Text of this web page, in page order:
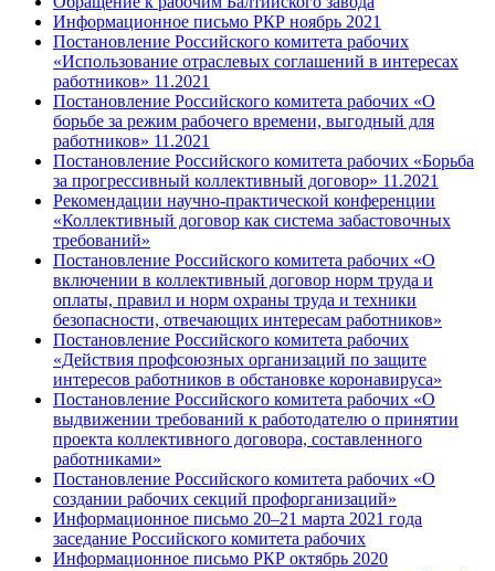
Информационное письмо РКР ноябрь 2021
Постановление Российского комитета рабочих
«Использование отраслевых соглашений в интересах
работников» 11.2021
Постановление Российского комитета рабочих «О
борьбе за режим рабочего времени, выгодный для
работников» 11.2021
Постановление Российского комитета рабочих «Борьба
за прогрессивный коллективный договор» 11.2021
Рекомендации научно-практической конференции
«Коллективный договор как система забастовочных
требований»
Постановление Российского комитета рабочих «О
включении в коллективный договор норм труда и
оплаты, правил и норм охраны труда и техники
безопасности, отвечающих интересам работников»
Постановление Российского комитета рабочих
«Действия профсоюзных организаций по защите
интересов работников в обстановке коронавируса»
Постановление Российского комитета рабочих «О
выдвижении требований к работодателю о принятии
проекта коллективного договора, составленного
работниками»
Постановление Российского комитета рабочих «О
создании рабочих секций профорганизаций»
Информационное письмо 20–21 марта 2021 года
заседание Российского комитета рабочих
Информационное письмо РКР октябрь 2020